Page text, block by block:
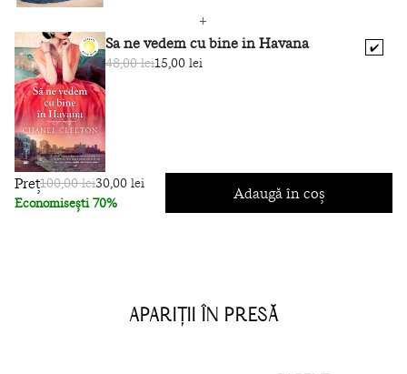
✔️
Sa ne vedem cu bine in Havana
48,00 lei15,00 lei
Preț100,00 lei30,00 lei
Economisești 70%
Adaugă în coș
APARIȚII ÎN PRESĂ